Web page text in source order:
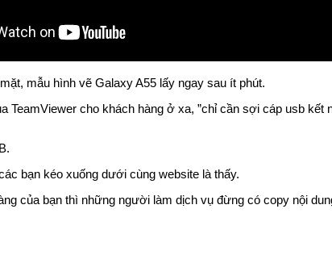
mẫu hình vẽ Galaxy A55 lấy ngay sau ít phút.
cho khách hàng ở xa, ”chỉ cần sợi cáp usb
bạn kéo xuống dưới cùng website là thấy.
của bạn thì những người làm dịch vụ đừng có copy nội